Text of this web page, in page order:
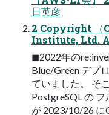
日英彦
2 Copyright （
Institute, Ltd.
◼2022年の
Blue/Green デプ
ていました。 そ
PostgreSQL の
が 2023/10/26 に